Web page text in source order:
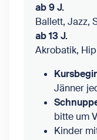
ab 9 J.
Ballett, Jazz,
ab 13 J.
Akrobatik,
Jänner
bitte um
Kinder